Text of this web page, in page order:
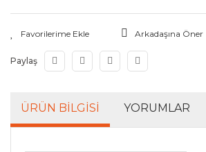
Arkadaşına Öner
Paylaş
ÜRÜN BILGISI YORUMLAR